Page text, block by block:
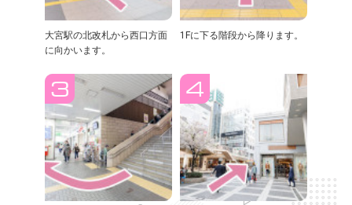
大宮駅の北改札から西口方面
に向かいます。
1Fに下る階段から降ります。